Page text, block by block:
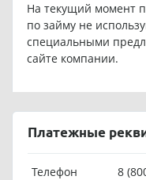
На текущий момент
по займу не
специальными
сайте компании.
Платежные
Телефон
8